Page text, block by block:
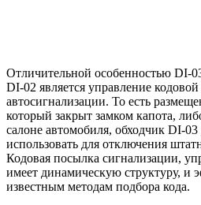
Отличительной особенностью DI-
DI-02 является управление
автосигнализации. То есть
который закрыт замком капота,
салоне автомобиля, обходчик DI-
использовать для отключения
Кодовая посылка сигнализации,
имеет динамическую структуру, и
известным методам подбора кода.